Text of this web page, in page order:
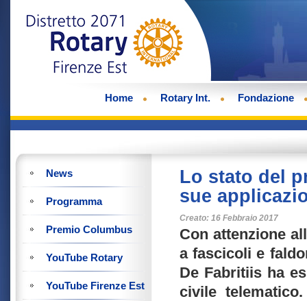
Home Rotary Int. Fondazione
News
Programma
Premio Columbus
YouTube Rotary
YouTube Firenze Est
Lo stato del
sue
Creato: 16 Febbraio 2017
Con attenzione
a fascicoli e
De Fabritiis ha
civile